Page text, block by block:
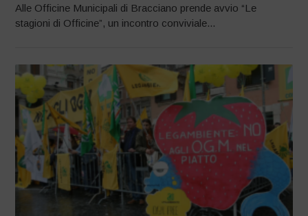
Alle Officine Municipali di Bracciano prende avvio “Le
stagioni di Officine”, un incontro conviviale...